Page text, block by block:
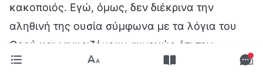
κακοποιός. Εγώ, όμως, δεν διέκρινα την
αληθινή της ουσία σύμφωνα με τα λόγια του
Θεού και ισχυριζόμουν συνεχώς ότι την
αδικούσαν επειδή είχε υποφέρει πολύ στο